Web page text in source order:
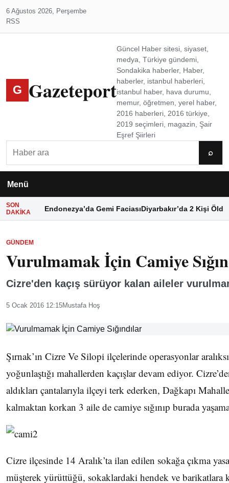
6 Ağustos 2026, Perşembe
RSS
G Gazeteport
Güncel Haber sitesi, siyaset,
medya, Türkiye gündemi,
Sondakika haberler, Haber,
haberler, istanbul haberleri,
istanbul haber, hava durumu,
memur, öğretmen, yerel haber,
2016 haberleri, 2016 türkiye,
2019 seçimleri, magazin, Şair
Eşref Şiirleri
⌕
Menü
SON
DAKIKA
Endonezya’da Gemi FaciasıDiyarbakır’da 2 Kişi Öldü
GÜNDEM
Vurulmamak İçin Camiye
Cizre'den kaçış sürüyor kalan aileler
5 Ocak 2016 12:15Mustafa Hoş
Şırnak’ın Cizre Ve Silopi ilçelerinde operasyonlar
yoğunlaştığı mahallerden kaçışlar devam ediyor.
aldıkları çantalarıyla ilçeyi terk ederken, Dağkapı
kalmaktan korkan 3 aile de camiye sığınıp burada
Cizre ilçesinde 14 Aralık’ta ilan edilen sokağa çıkma
müşterek yürüttüğü, sokaklardaki hendek ve barikatlara